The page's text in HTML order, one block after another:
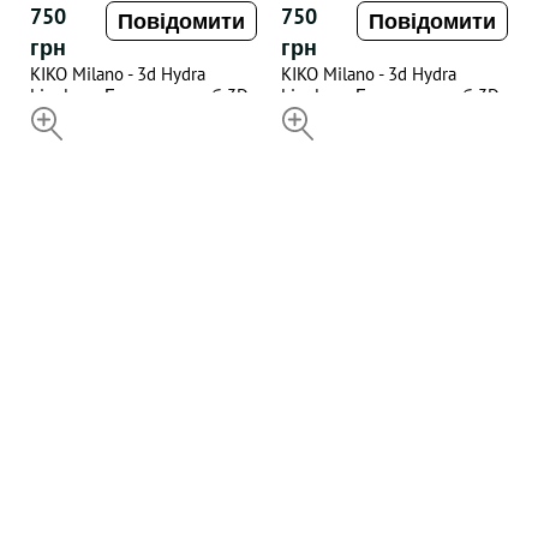
750
грн
Повідомити
KIKO Milano - 3d Hydra
Lipgloss , Блиск для губ 3D
ефект 11(відтінок) , 6.5 ML
750
грн
Повідомити
KIKO Milano - 3d Hydra
Lipgloss , Блиск для губ 3D
ефект 12(відтінок) , 6.5 ML